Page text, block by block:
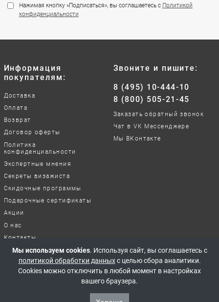
Нажимая кнопку «Подписаться», вы соглашаетесь с Политикой
конфиденциальности
Информация
покупателям:
Доставка
Оплата
Возврат
Договор оферты
Политика
конфиденциальности
Экспертные мнения
Секреты визажиста
Скидочные программы
Подарочные сертификаты
Акции
О нас
Контакты
Отзывы о нашей работе
Звоните и пишите:
8 (495) 10-444-10
8 (800) 505-21-45
Заказать обратный звонок
Чат в VK Мессенджере
Мы ВКонтакте
© 2017-2026 Все права защищены
Мы используем cookies. Используя сайт, вы соглашаетесь с
политикой обработки данныхс целью сбора аналитики.
Cookies можно отключить в любой момент в настройках
вашего браузера.